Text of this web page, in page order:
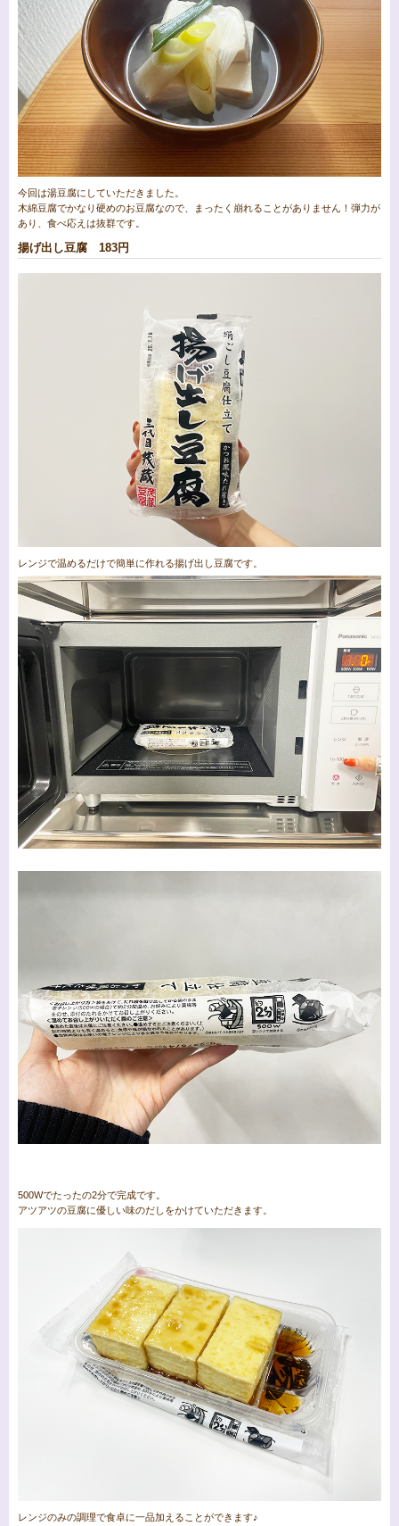
今回は湯豆腐にしていただきました。
木綿豆腐でかなり硬めのお豆腐なので、まったく崩れることがありません！弾力が
あり、食べ応えは抜群です。
揚げ出し豆腐 183円
レンジで温めるだけで簡単に作れる揚げ出し豆腐です。
500Wでたったの2分で完成です。
アツアツの豆腐に優しい味のだしをかけていただきます。
レンジのみの調理で食卓に一品加えることができます♪